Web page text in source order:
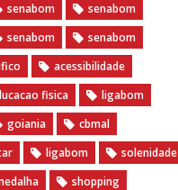
senabom
senabom
senabom
senabom
acessibilidade
fisica
ligabom
goiania
cbmal
ligabom
solenidade
shopping